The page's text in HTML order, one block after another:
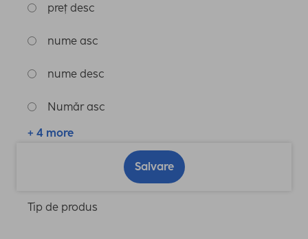
preț desc
nume asc
nume desc
Număr asc
+ 4 more
Salvare
Tip de produs